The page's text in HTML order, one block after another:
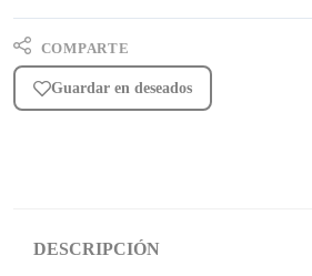
COMPARTE
Guardar en deseados
DESCRIPCIÓN